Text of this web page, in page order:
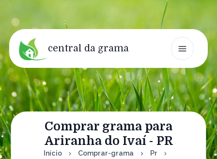
central da grama
Comprar grama para
Ariranha do Ivaí - PR
Início Comprar-grama
Pr